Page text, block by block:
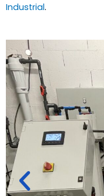
Industrial.